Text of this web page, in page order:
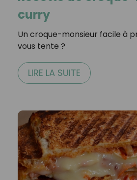
curry
Un croque-monsieur facile à
vous tente ?
LIRE LA SUITE